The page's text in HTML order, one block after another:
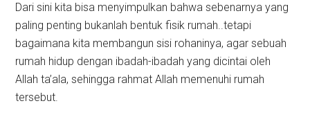
Dari sini kita bisa menyimpulkan bahwa sebenarnya yang
paling penting bukanlah bentuk fisik rumah..tetapi
bagaimana kita membangun sisi rohaninya, agar sebuah
rumah hidup dengan ibadah-ibadah yang dicintai oleh
Allah ta’ala, sehingga rahmat Allah memenuhi rumah
tersebut.